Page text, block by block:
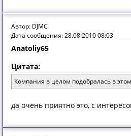
Автор: DJMC
Дата сообщения: 28.08.2010 08:03
Anatoliy65
Цитата:
Компания в целом подобралась в
да очень приятно это, с